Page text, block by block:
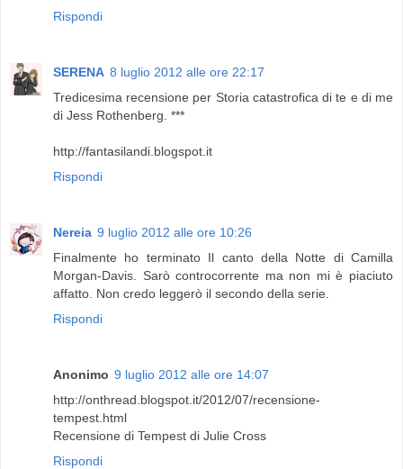
Rispondi
SERENA 8 luglio 2012 alle ore 22:17
Tredicesima recensione per Storia catastrofica di te e di me
di Jess Rothenberg. ***
http://fantasilandi.blogspot.it
Rispondi
Nereia 9 luglio 2012 alle ore 10:26
Finalmente ho terminato Il canto della Notte di Camilla
Morgan-Davis. Sarò controcorrente ma non mi è piaciuto
affatto. Non credo leggerò il secondo della serie.
Rispondi
Anonimo 9 luglio 2012 alle ore 14:07
http://onthread.blogspot.it/2012/07/recensione-
tempest.html
Recensione di Tempest di Julie Cross
Rispondi